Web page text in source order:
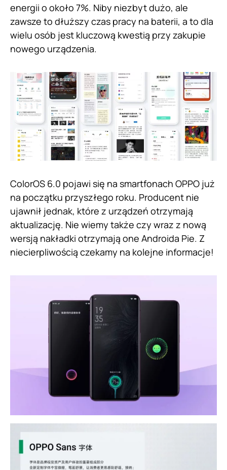
energii o około 7%. Niby niezbyt dużo, ale
zawsze to dłuższy czas pracy na baterii, a to dla
wielu osób jest kluczową kwestią przy zakupie
nowego urządzenia.
ColorOS 6.0 pojawi się na smartfonach OPPO już
na początku przyszłego roku. Producent nie
ujawnił jednak, które z urządzeń otrzymają
aktualizację. Nie wiemy także czy wraz z nową
wersją nakładki otrzymają one Androida Pie. Z
niecierpliwością czekamy na kolejne informacje!